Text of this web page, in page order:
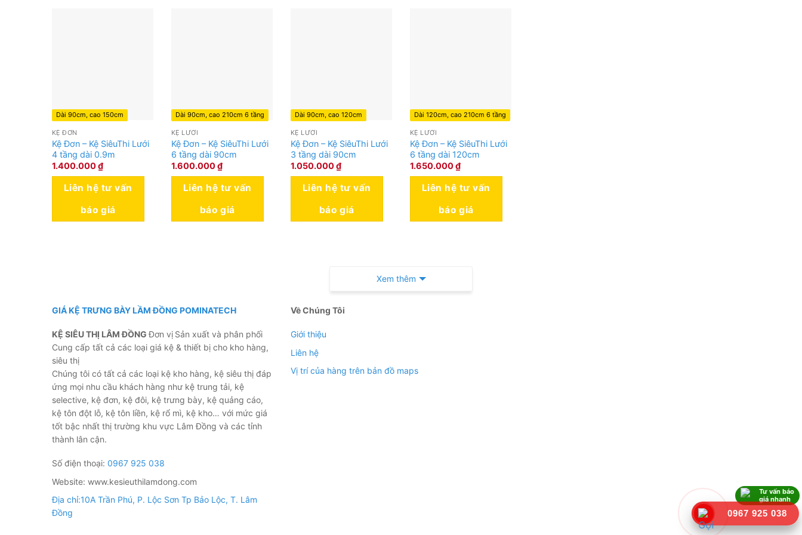
KỆ ĐƠN
Kệ Đơn – Kệ SiêuThi Lưới
4 tầng dài 0.9m
1.400.000₫
Dài 90cm, cao 150cm
Liên hệ tư vấn
báo giá
KỆ LƯỚI
Kệ Đơn – Kệ SiêuThi Lưới
6 tầng dài 90cm
1.600.000₫
Dài 90cm, cao 210cm 6 tầng
Liên hệ tư vấn
báo giá
KỆ LƯỚI
Kệ Đơn – Kệ SiêuThi Lưới
3 tầng dài 90cm
1.050.000₫
Dài 90cm, cao 120cm
Liên hệ tư vấn
báo giá
KỆ LƯỚI
Kệ Đơn – Kệ SiêuThi Lưới
6 tầng dài 120cm
1.650.000₫
Dài 120cm, cao 210cm 6 tầng
Liên hệ tư vấn
báo giá
Xem thêm
GIÁ KỆ TRƯNG BÀY LẦM ĐỒNG POMINATECH
KỆ SIÊU THỊ LÂM ĐỒNGĐơn vị Sản xuất và phân phối
Cung cấp tất cả các loại giá kệ & thiết bị cho kho hàng,
siêu thị
Chúng tôi có tất cả các loại kệ kho hàng, kệ siêu thị đáp
ứng mọi nhu cầu khách hàng như kệ trung tải, kệ
selective, kệ đơn, kệ đôi, kệ trưng bày, kệ quảng cáo,
kệ tôn đột lỗ, kệ tôn liền, kệ rổ mì, kệ kho… với mức giá
tốt bậc nhất thị trường khu vực Lâm Đồng và các tỉnh
thành lân cận.
Số điện thoại: 0967 925 038
Website: www.kesieuthilamdong.com
Địa chỉ:10A Trần Phú, P. Lộc Sơn Tp Bảo Lộc, T. Lâm
Đồng
Về Chúng Tôi
Giới thiệu
Liên hệ
Vị trí của hàng trên bản đồ maps
Tư vấn báo
giá nhanh
0967 925 038